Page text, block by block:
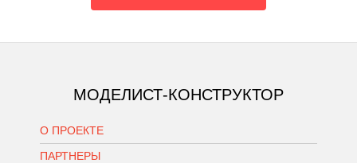
МОДЕЛИСТ-КОНСТРУКТОР
О ПРОЕКТЕ
ПАРТНЕРЫ